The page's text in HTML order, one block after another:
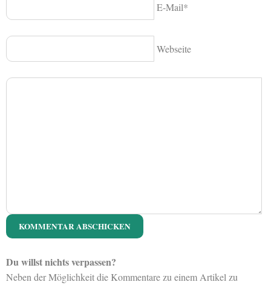
E-Mail*
Webseite
Du willst nichts verpassen?
Neben der Möglichkeit die Kommentare zu einem Artikel zu